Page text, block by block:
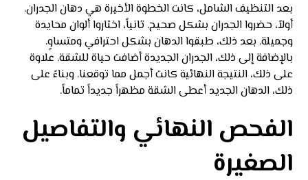
بعد التنظيف الشامل، كانت الخطوة الأخيرة هي دهان الجدران.
أولاً، حضروا الجدران بشكل صحيح. ثانياً، اختاروا ألوان محايدة
وجميلة. بعد ذلك، طبقوا الدهان بشكل احترافي ومتساوٍ.
بالإضافة إلى ذلك، الجدران الجديدة أضافت حياة للشقة. علاوة
على ذلك، النتيجة النهائية كانت أجمل مما توقعنا. وبناءً على
ذلك، الدهان الجديد أعطى الشقة مظهراً جديداً تماماً.
الفحص النهائي والتفاصيل
الصغيرة